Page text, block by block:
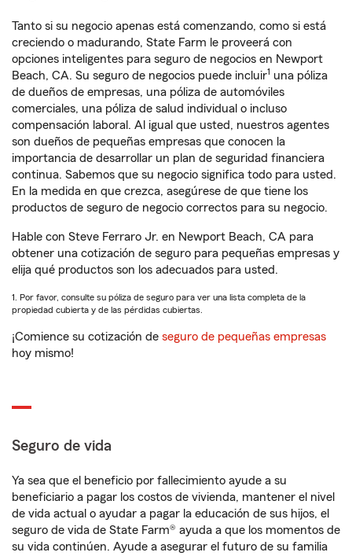
Tanto si su negocio apenas está comenzando, como si está
creciendo o madurando, State Farm le proveerá con
opciones inteligentes para seguro de negocios en Newport
Beach, CA. Su seguro de negocios puede incluir1 una póliza
de dueños de empresas, una póliza de automóviles
comerciales, una póliza de salud individual o incluso
compensación laboral. Al igual que usted, nuestros agentes
son dueños de pequeñas empresas que conocen la
importancia de desarrollar un plan de seguridad financiera
continua. Sabemos que su negocio significa todo para usted.
En la medida en que crezca, asegúrese de que tiene los
productos de seguro de negocio correctos para su negocio.
Hable con Steve Ferraro Jr. en Newport Beach, CA para
obtener una cotización de seguro para pequeñas empresas y
elija qué productos son los adecuados para usted.
1. Por favor, consulte su póliza de seguro para ver una lista completa de la
propiedad cubierta y de las pérdidas cubiertas.
¡Comience su cotización de seguro de pequeñas empresas
hoy mismo!
Seguro de vida
Ya sea que el beneficio por fallecimiento ayude a su
beneficiario a pagar los costos de vivienda, mantener el nivel
de vida actual o ayudar a pagar la educación de sus hijos, el
seguro de vida de State Farm® ayuda a que los momentos de
su vida continúen. Ayude a asegurar el futuro de su familia